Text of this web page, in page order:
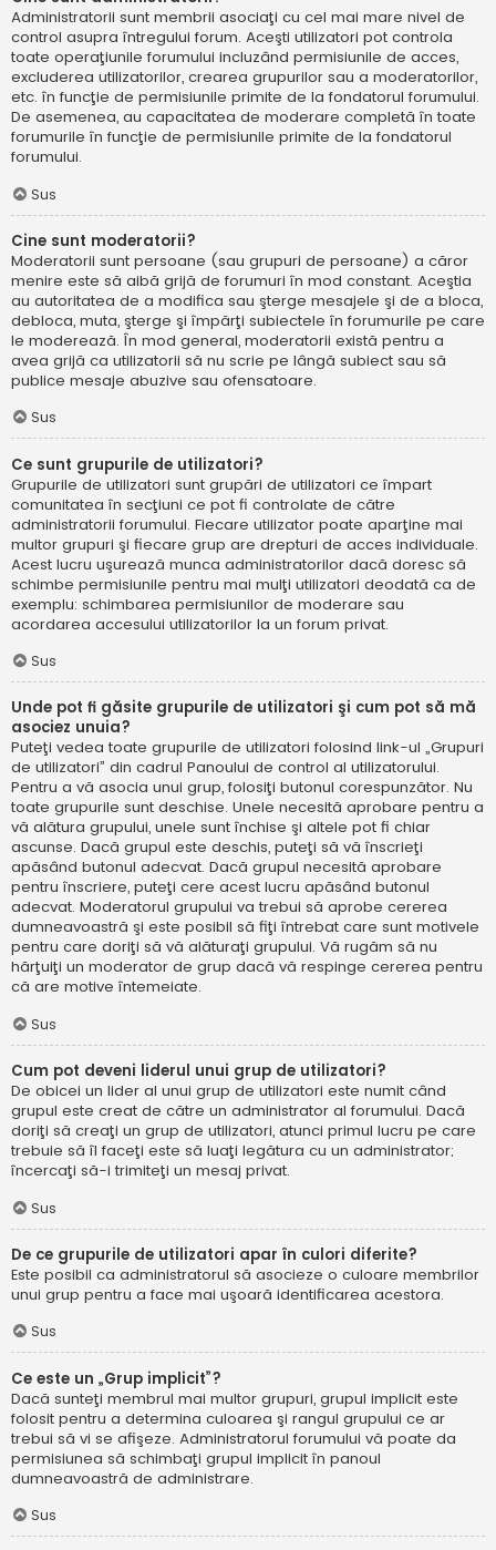
Administratorii sunt membrii asociaţi cu cel mai mare nivel de
control asupra întregului forum. Aceşti utilizatori pot controla
toate operaţiunile forumului incluzând permisiunile de acces,
excluderea utilizatorilor, crearea grupurilor sau a moderatorilor,
etc. în funcţie de permisiunile primite de la fondatorul forumului.
De asemenea, au capacitatea de moderare completă în toate
forumurile în funcţie de permisiunile primite de la fondatorul
forumului.
Sus
Cine sunt moderatorii?
Moderatorii sunt persoane (sau grupuri de persoane) a căror
menire este să aibă grijă de forumuri în mod constant. Aceştia
au autoritatea de a modifica sau şterge mesajele şi de a bloca,
debloca, muta, şterge şi împărţi subiectele în forumurile pe care
le moderează. În mod general, moderatorii există pentru a
avea grijă ca utilizatorii să nu scrie pe lângă subiect sau să
publice mesaje abuzive sau ofensatoare.
Sus
Ce sunt grupurile de utilizatori?
Grupurile de utilizatori sunt grupări de utilizatori ce împart
comunitatea în secţiuni ce pot fi controlate de către
administratorii forumului. Fiecare utilizator poate aparţine mai
multor grupuri şi fiecare grup are drepturi de acces individuale.
Acest lucru uşurează munca administratorilor dacă doresc să
schimbe permisiunile pentru mai mulţi utilizatori deodată ca de
exemplu: schimbarea permisiunilor de moderare sau
acordarea accesului utilizatorilor la un forum privat.
Sus
Unde pot fi găsite grupurile de utilizatori şi cum pot să mă
asociez unuia?
Puteţi vedea toate grupurile de utilizatori folosind link-ul „Grupuri
de utilizatori” din cadrul Panoului de control al utilizatorului.
Pentru a vă asocia unui grup, folosiţi butonul corespunzător. Nu
toate grupurile sunt deschise. Unele necesită aprobare pentru a
vă alătura grupului, unele sunt închise şi altele pot fi chiar
ascunse. Dacă grupul este deschis, puteţi să vă înscrieţi
apăsând butonul adecvat. Dacă grupul necesită aprobare
pentru înscriere, puteţi cere acest lucru apăsând butonul
adecvat. Moderatorul grupului va trebui să aprobe cererea
dumneavoastră şi este posibil să fiţi întrebat care sunt motivele
pentru care doriţi să vă alăturaţi grupului. Vă rugăm să nu
hărţuiţi un moderator de grup dacă vă respinge cererea pentru
că are motive întemeiate.
Sus
Cum pot deveni liderul unui grup de utilizatori?
De obicei un lider al unui grup de utilizatori este numit când
grupul este creat de către un administrator al forumului. Dacă
doriţi să creaţi un grup de utilizatori, atunci primul lucru pe care
trebuie să îl faceţi este să luaţi legătura cu un administrator;
încercaţi să-i trimiteţi un mesaj privat.
Sus
De ce grupurile de utilizatori apar în culori diferite?
Este posibil ca administratorul să asocieze o culoare membrilor
unui grup pentru a face mai uşoară identificarea acestora.
Sus
Ce este un „Grup implicit”?
Dacă sunteţi membrul mai multor grupuri, grupul implicit este
folosit pentru a determina culoarea şi rangul grupului ce ar
trebui să vi se afişeze. Administratorul forumului vă poate da
permisiunea să schimbaţi grupul implicit în panoul
dumneavoastră de administrare.
Sus